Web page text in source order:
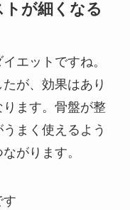
が細くなる
エットですね。
が、効果はあり
ます。骨盤が整
まく使えるよう
がります。
す